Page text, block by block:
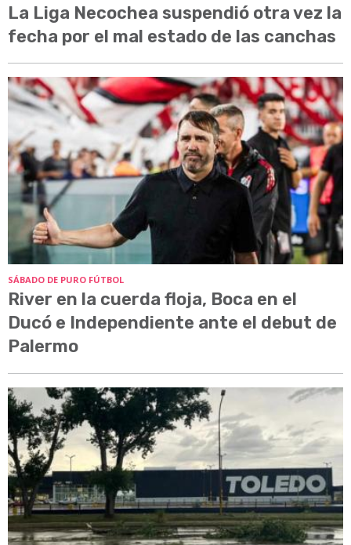
La Liga Necochea suspendió otra vez la
fecha por el mal estado de las canchas
SÁBADO DE PURO FÚTBOL
River en la cuerda floja, Boca en el
Ducó e Independiente ante el debut de
Palermo